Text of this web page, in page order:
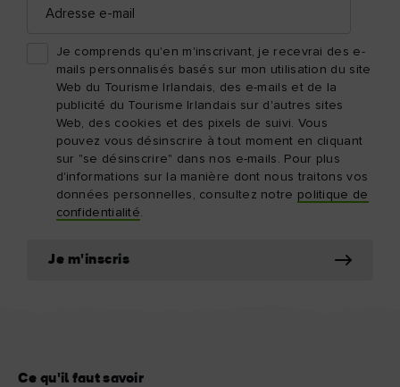
Je comprends qu'en m'inscrivant, je recevrai des e-
mails personnalisés basés sur mon utilisation du site
Web du Tourisme Irlandais, des e-mails et de la
publicité du Tourisme Irlandais sur d'autres sites
Web, des cookies et des pixels de suivi. Vous
pouvez vous désinscrire à tout moment en cliquant
sur "se désinscrire" dans nos e-mails. Pour plus
d'informations sur la manière dont nous traitons vos
données personnelles, consultez notre politique de
confidentialité
Je m'inscris
Ce qu'il faut savoir